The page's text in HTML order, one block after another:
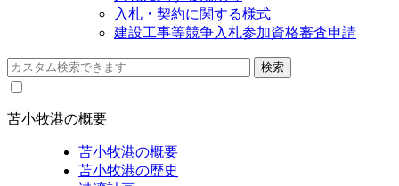
入札・契約に関する様式
建設工事等競争入札参加資格審査申請
苫小牧港の概要
苫小牧港の概要
苫小牧港の歴史